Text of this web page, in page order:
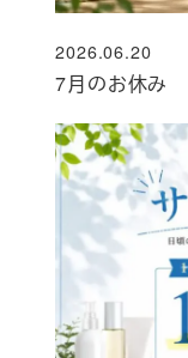
7月のお休み
投稿日
2026.06.20